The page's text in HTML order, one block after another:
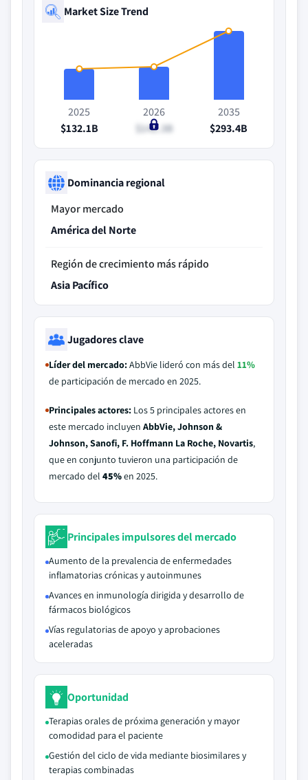
Market Size Trend
2025
$132.1B
2026
$141.3B
2035
$293.4B
Dominancia regional
Mayor mercado
América del Norte
Región de crecimiento más rápido
Asia Pacífico
Jugadores clave
Líder del mercado:AbbVie lideró con más del 11%
de participación de mercado en 2025.
Principales actores: Los 5 principales actores en
este mercado incluyen AbbVie, Johnson &
Johnson, Sanofi, F. Hoffmann La Roche, Novartis,
que en conjunto tuvieron una participación de
mercado del 45%en 2025.
Principales impulsores del mercado
Aumento de la prevalencia de enfermedades
inflamatorias crónicas y autoinmunes
Avances en inmunología dirigida y desarrollo de
fármacos biológicos
Vías regulatorias de apoyo y aprobaciones
aceleradas
Oportunidad
Terapias orales de próxima generación y mayor
comodidad para el paciente
Gestión del ciclo de vida mediante biosimilares y
terapias combinadas